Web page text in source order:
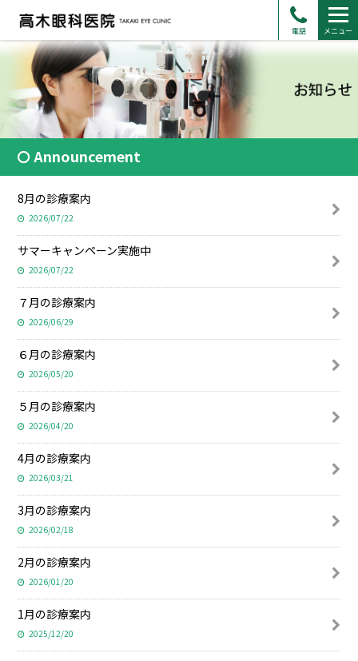
電話 メニュー
Announcement
8月の診療案内
2026/07/22
サマーキャンペーン実施中
2026/07/22
７月の診療案内
2026/06/29
６月の診療案内
2026/05/20
５月の診療案内
2026/04/20
4月の診療案内
2026/03/21
3月の診療案内
2026/02/18
2月の診療案内
2026/01/20
1月の診療案内
2025/12/20